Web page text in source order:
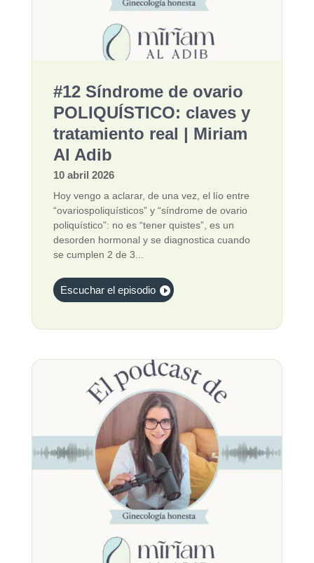
#12 Síndrome de ovario
POLIQUÍSTICO: claves y
tratamiento real | Miriam
Al Adib
10 abril 2026
Hoy vengo a aclarar, de una vez, el lío entre
“ovariospoliquísticos” y “síndrome de ovario
poliquístico”: no es “tener quistes”, es un
desorden hormonal y se diagnostica cuando
se cumplen 2 de 3...
Escuchar el episodio